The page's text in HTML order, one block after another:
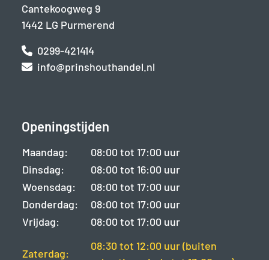
Cantekoogweg 9
1442 LG Purmerend
0299-421414
info@prinshouthandel.nl
Openingstijden
Maandag:
08:00 tot 17:00 uur
Dinsdag:
08:00 tot 16:00 uur
Woensdag:
08:00 tot 17:00 uur
Donderdag:
08:00 tot 17:00 uur
Vrijdag:
08:00 tot 17:00 uur
Zaterdag:
08:30 tot 12:00 uur (buiten